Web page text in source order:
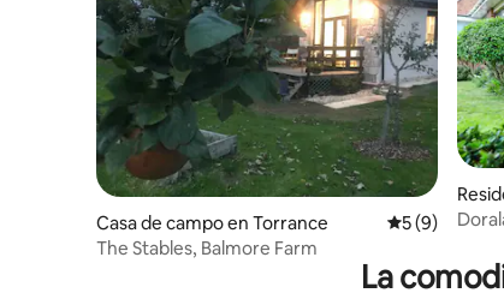
Casa de campo en Torrance Calificación
5 (9)
The Stables, Balmore Farm
La